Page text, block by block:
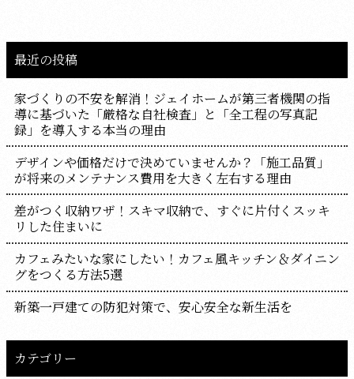
最近の投稿
家づくりの不安を解消！ジェイホームが第三者機関の指
導に基づいた「厳格な自社検査」と「全工程の写真記
録」を導入する本当の理由
デザインや価格だけで決めていませんか？「施工品質」
が将来のメンテナンス費用を大きく左右する理由
差がつく収納ワザ！スキマ収納で、すぐに片付くスッキ
リした住まいに
カフェみたいな家にしたい！カフェ風キッチン＆ダイニン
グをつくる方法5選
新築一戸建ての防犯対策で、安心安全な新生活を
カテゴリー